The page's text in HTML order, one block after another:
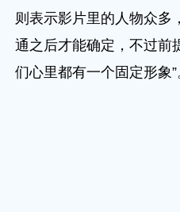
则表示影片里的人物众多
通之后才能确定，不过前
们心里都有一个固定形象”